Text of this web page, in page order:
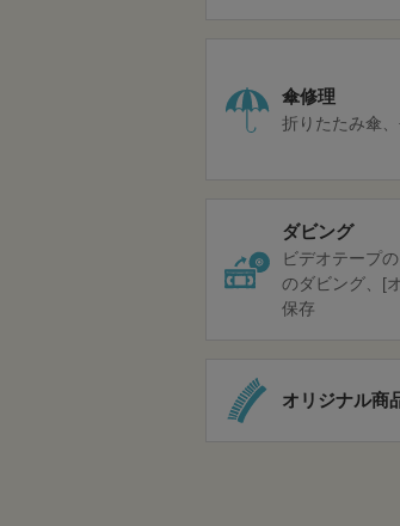
傘修理
折りたたみ傘
ダビング
ビデオテープ
のダビング
[
保存
オリジナル商